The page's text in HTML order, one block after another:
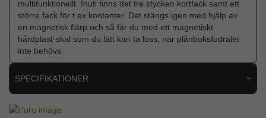
multifunktionellt. Inuti finns det tre stycken kortfack samt ett
större fack för t.ex kontanter. Det stängs igen med hjälp av
en magnetisk flärp och så får du med ett magnetiskt
hårdplast-skal som du lätt kan ta loss, när plånboksfodralet
inte behövs.
SPECIFIKATIONER